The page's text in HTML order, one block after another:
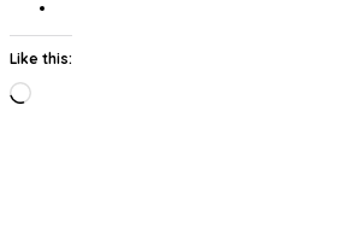
Like this:
Loading…